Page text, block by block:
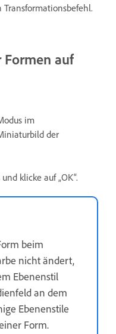
Formen auf
im
der
klicke auf „OK“.
beim
nicht ändert,
Ebenenstil
an dem
Ebenenstile
Form.